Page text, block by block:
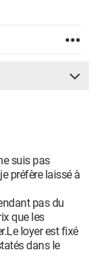
suis pas
préfère laissé à
pas du
que les
loyer est fixé
dans le